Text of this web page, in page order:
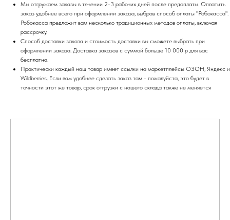
Мы отгружаем заказы в течении 2-3 рабочих дней после предоплаты. Оплатить
заказ удобнее всего при оформлении заказа, выбрав способ оплаты "Робокасса".
Робокасса предложит вам несколько традиционных методов оплаты, включая
рассрочку.
Способ доставки заказа и стоимость доставки вы сможете выбрать при
оформлении заказа. Доставка заказов с суммой больше 10 000 р для вас
бесплатна.
Практически каждый наш товар имеет ссылки на маркетплейсы ОЗОН, Яндекс и
Wildberries. Если вам удобнее сделать заказ там - пожалуйста, это будет в
точности этот же товар, срок отгрузки с нашего склада также не меняется